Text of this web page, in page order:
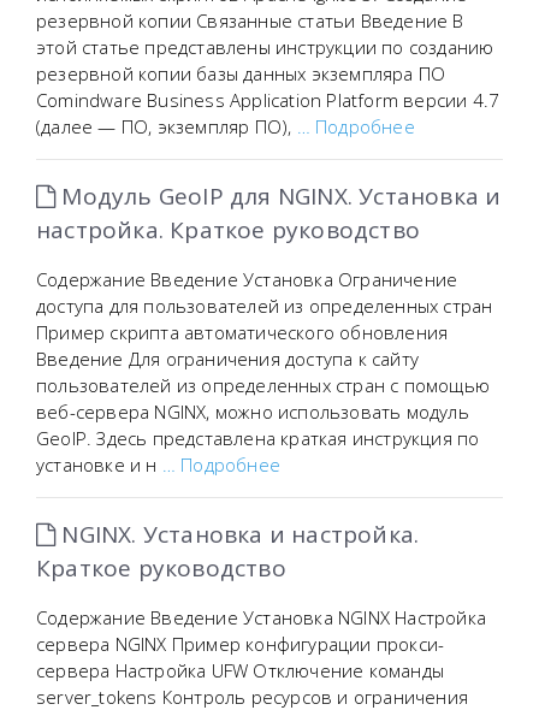
резервной копии Связанные статьи Введение В
этой статье представлены инструкции по созданию
резервной копии базы данных экземпляра ПО
Comindware Business Application Platform версии 4.7
(далее — ПО, экземпляр ПО), … Подробнее
Модуль GeoIP для NGINX. Установка и
настройка. Краткое руководство
Содержание Введение Установка Ограничение
доступа для пользователей из определенных стран
Пример скрипта автоматического обновления
Введение Для ограничения доступа к сайту
пользователей из определенных стран с помощью
веб-сервера NGINX, можно использовать модуль
GeoIP. Здесь представлена краткая инструкция по
установке и н … Подробнее
NGINX. Установка и настройка.
Краткое руководство
Содержание Введение Установка NGINX Настройка
сервера NGINX Пример конфигурации прокси-
сервера Настройка UFW Отключение команды
server_tokens Контроль ресурсов и ограничения